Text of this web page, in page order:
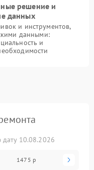
решение и
данных
и инструментов,
данными:
и
10.08.2026
1475 р